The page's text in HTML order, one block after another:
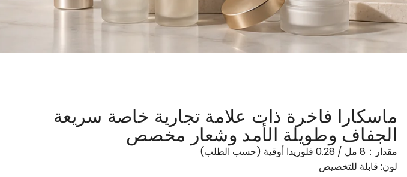
ماسكارا فاخرة ذات علامة تجارية خاصة سريعة
الجفاف وطويلة الأمد وشعار مخصص
مقدار：8 مل / 0.28 فلوريدا أوقية (حسب الطلب)
لون: قابلة للتخصيص